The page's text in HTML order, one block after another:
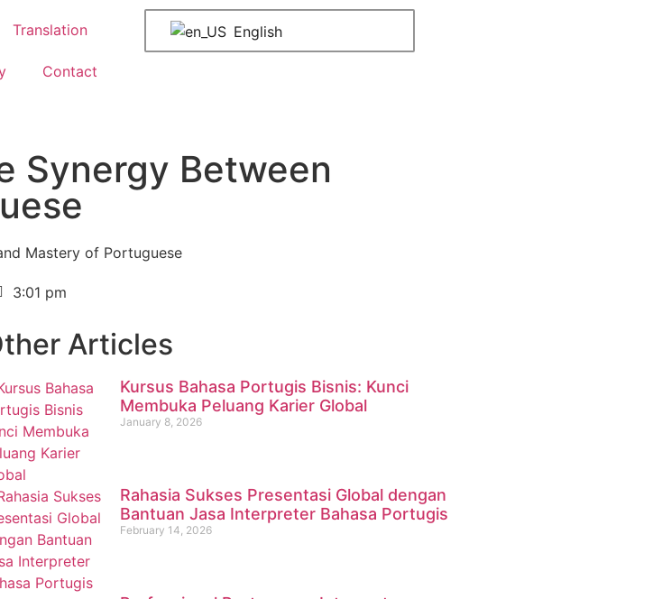
Translation
Contact
English
Synergy Between
Mastery of Portuguese
3:01 pm
Articles
Kursus Bahasa Portugis Bisnis: Kunci
Membuka Peluang Karier Global
January 8, 2026
Rahasia Sukses Presentasi Global dengan
Bantuan Jasa Interpreter Bahasa Portugis
February 14, 2026